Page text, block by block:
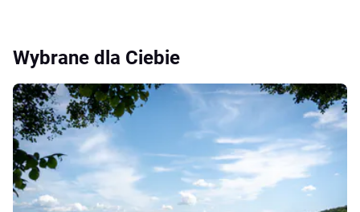
Wybrane dla Ciebie